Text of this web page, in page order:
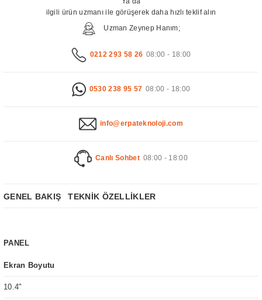
ilgili ürün uzmanı ile görüşerek daha hızlı teklif alın
Uzman Zeynep Hanım;
0212 293 58 26 08:00 - 18:00
0530 238 95 57 08:00 - 18:00
info@erpateknoloji.com
Canlı Sohbet 08:00 - 18:00
GENEL BAKIŞ TEKNİK ÖZELLİKLER
PANEL
Ekran Boyutu
10.4"